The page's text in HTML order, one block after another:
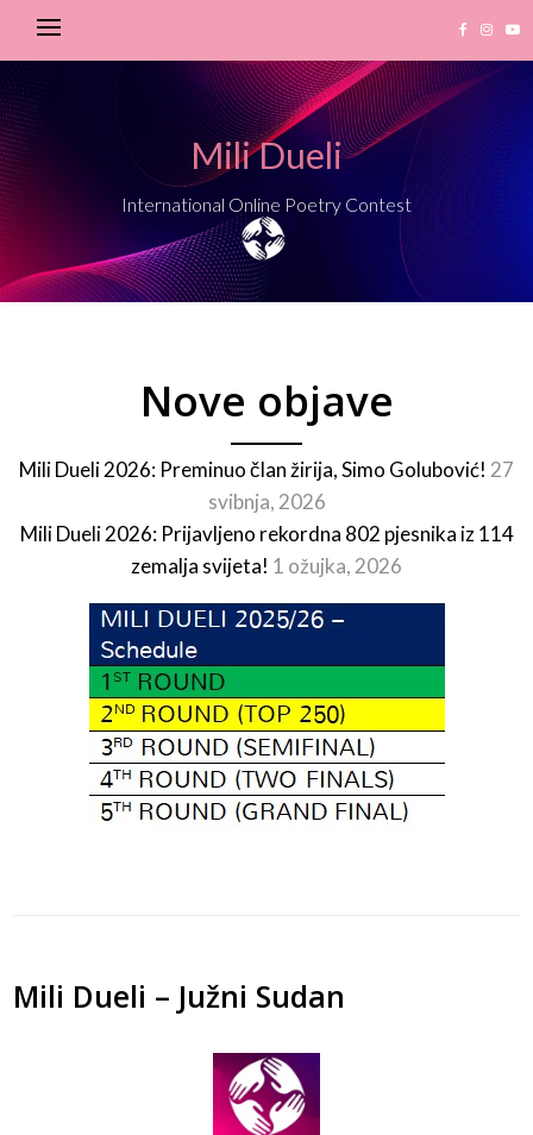
Mili Dueli
International Online Poetry Contest
Nove objave
Mili Dueli 2026: Preminuo član žirija, Simo Golubović! 27
svibnja, 2026
Mili Dueli 2026: Prijavljeno rekordna 802 pjesnika iz 114
zemalja svijeta! 1 ožujka, 2026
Mili Dueli – Južni Sudan